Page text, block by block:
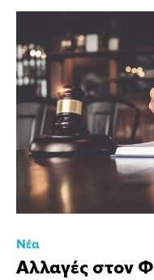
Νέα
Αλλαγές στον